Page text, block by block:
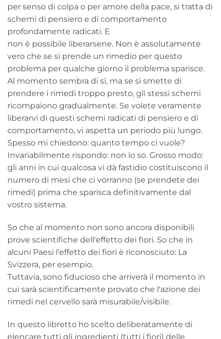
per senso di colpa o per amore della pace, si tratta di
schemi di pensiero e di comportamento
profondamente radicati. E
non è possibile liberarsene. Non è assolutamente
vero che se si prende un rimedio per questo
problema per qualche giorno il problema sparisce.
Al momento sembra di sì, ma se si smette di
prendere i rimedi troppo presto, gli stessi schemi
ricompaiono gradualmente. Se volete veramente
liberarvi di questi schemi radicati di pensiero e di
comportamento, vi aspetta un periodo più lungo.
Spesso mi chiedono: quanto tempo ci vuole?
Invariabilmente rispondo: non lo so. Grosso modo:
gli anni in cui qualcosa vi dà fastidio costituiscono il
numero di mesi che ci vorranno (se prendete dei
rimedi) prima che sparisca definitivamente dal
vostro sistema.
So che al momento non sono ancora disponibili
prove scientifiche dell'effetto dei fiori. So che in
alcuni Paesi l'effetto dei fiori è riconosciuto: La
Svizzera, per esempio.
Tuttavia, sono fiducioso che arriverà il momento in
cui sarà scientificamente provato che l'azione dei
rimedi nel cervello sarà misurabile/visibile.
In questo libretto ho scelto deliberatamente di
elencare tutti gli ingredienti (tutti i fiori) delle